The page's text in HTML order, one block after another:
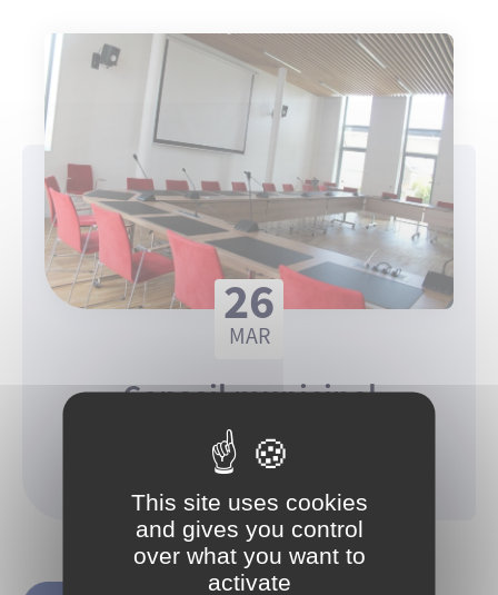
26
MAR
Conseil municipal
This site uses cookies
and gives you control
over what you want to
activate